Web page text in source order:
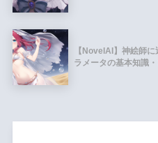
【NovelAI】神絵師
ラメータの基本知識